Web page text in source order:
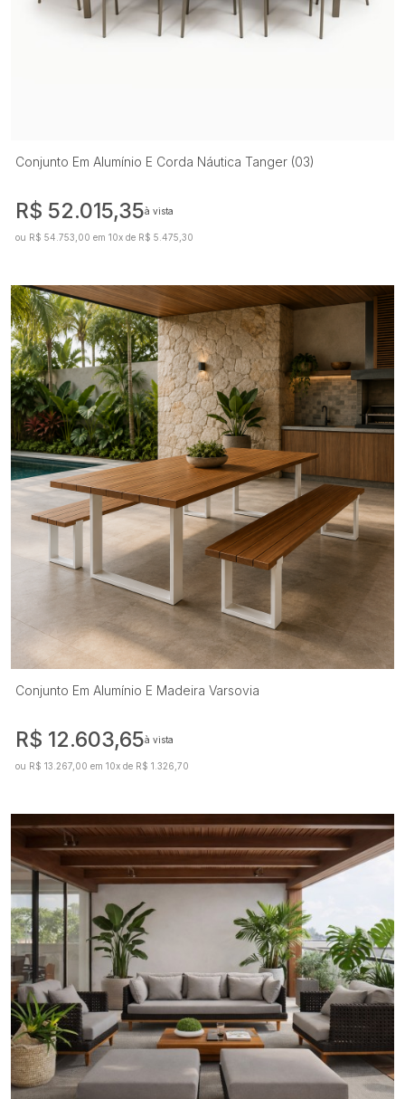
Conjunto Em Alumínio E Corda Náutica Tanger (03)
R$ 52.015,35à vista
ou R$ 54.753,00 em 10x de R$ 5.475,30
Conjunto Em Alumínio E Madeira Varsovia
R$ 12.603,65à vista
ou R$ 13.267,00 em 10x de R$ 1.326,70